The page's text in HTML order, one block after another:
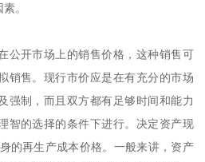
。
公开市场上的销售价格，这种销售可
销售。现行市价应是在有充分的市场
强制，而且双方都有足够时间和能力
智的选择的条件下进行。决定资产现
的再生产成本价格。一般来讲，资产